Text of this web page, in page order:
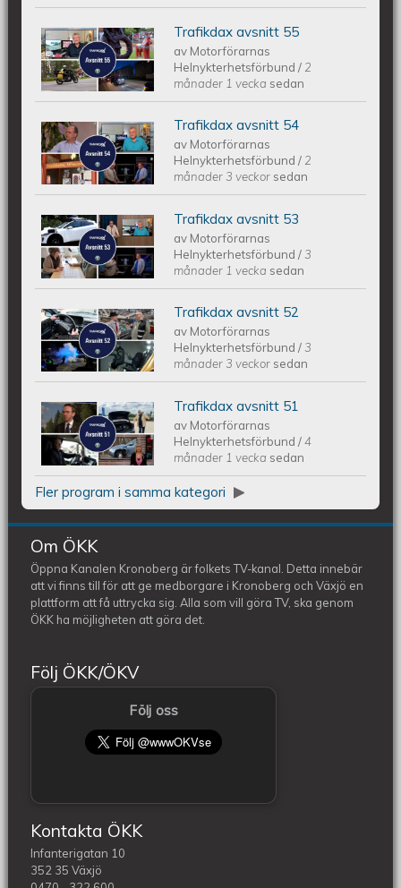
Trafikdax - Avsnitt 55
Trafikdax avsnitt 55
av Motorförarnas
Helnykterhetsförbund/ 2
månader 1 vecka sedan
Trafikdax avsnitt 54
Trafikdax avsnitt 54
av Motorförarnas
Helnykterhetsförbund/ 2
månader 3 veckor sedan
Trafikdax - Avsnitt 53
Trafikdax avsnitt 53
av Motorförarnas
Helnykterhetsförbund/3
månader 1 vecka sedan
Trafikdax - Avsnitt 52
Trafikdax avsnitt 52
av Motorförarnas
Helnykterhetsförbund/3
månader 3 veckor sedan
Trafikdax - Avsnitt 51
Trafikdax avsnitt 51
av Motorförarnas
Helnykterhetsförbund/4
månader 1 vecka sedan
Fler program i samma kategori
Om ÖKK
Öppna Kanalen Kronoberg är folkets TV-kanal. Detta innebär
att vi finns till för att ge medborgare i Kronoberg och Växjö en
plattform att få uttrycka sig. Alla som vill göra TV, ska genom
ÖKK ha möjligheten att göra det.
Följ ÖKK/ÖKV
Följ oss
Kontakta ÖKK
Infanterigatan 10
352 35 Växjö